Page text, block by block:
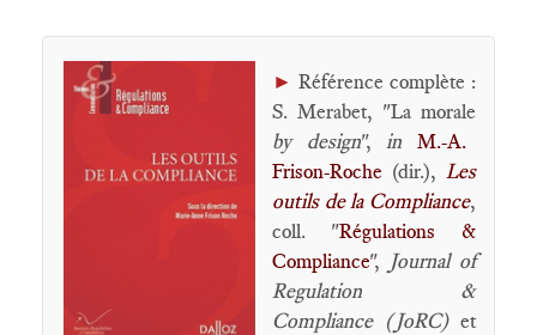
► Référence complète :
S. Merabet, "La morale
by design", in M.-A.
Frison-Roche (dir.), Les
outils de la Compliance,
coll. "Régulations &
Compliance", Journal of
Regulation &
Compliance (JoRC)et